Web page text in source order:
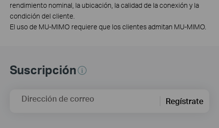
rendimiento nominal, la ubicación, la calidad de la conexión y la
condición del cliente.
El uso de MU-MIMO requiere que los clientes admitan MU-MIMO.
Suscripción
Dirección de correo Regístrate